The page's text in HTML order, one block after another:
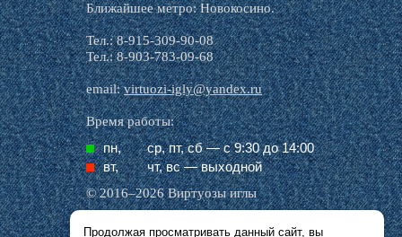
Ближайшее метро: Новокосино.
Тел.: 8-915-309-90-08
Тел.: 8-903-783-09-68
email:virtuozi-igly@yandex.ru
Время работы:
пн,
ср, пт, cб — с 9:30 до 14:00
вт,
чт, вс — выходной
© 2016–2026 Виртуозы иглы
Все названия производителей, символика и
Продолжая просматривать данный сайт, вы